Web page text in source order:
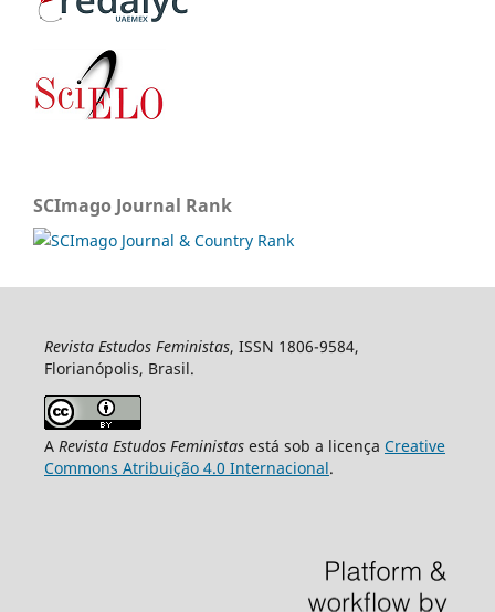
SCImago Journal Rank
Revista Estudos Feministas, ISSN 1806-9584,
Florianópolis, Brasil.
A Revista Estudos Feministasestá sob a licença Creative
Commons Atribuição 4.0 Internacional.